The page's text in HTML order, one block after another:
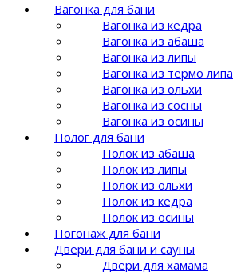
Вагонка для бани
Вагонка из кедра
Вагонка из абаша
Вагонка из липы
Вагонка из термо липа
Вагонка из ольхи
Вагонка из сосны
Вагонка из осины
Полог для бани
Полок из абаша
Полок из липы
Полок из ольхи
Полок из кедра
Полок из осины
Погонаж для бани
Двери для бани и сауны
Двери для хамама